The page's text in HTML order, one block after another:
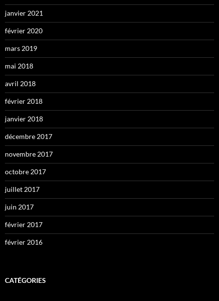
janvier 2021
février 2020
mars 2019
mai 2018
avril 2018
février 2018
janvier 2018
décembre 2017
novembre 2017
octobre 2017
juillet 2017
juin 2017
février 2017
février 2016
CATÉGORIES